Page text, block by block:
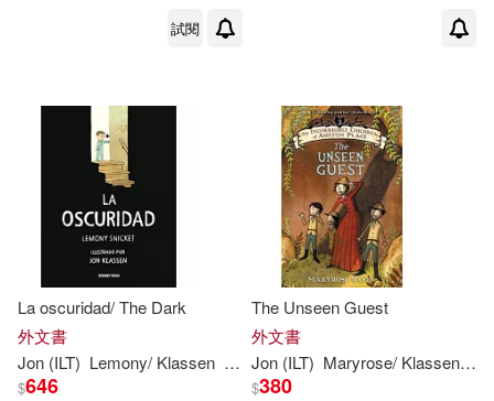
試閱
La oscuridad/ The Dark
外文書
Jon (ILT) Lemony/ Klassen Snicket
$646
The Unseen Guest
外文書
Jon (ILT) Maryrose/ Klassen
$380